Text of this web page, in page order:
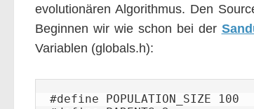
evolutionären Algorithmus. Den
Beginnen wir wie schon bei der
Variablen (globals.h):
#define